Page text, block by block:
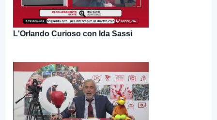
L'Orlando Curioso con Ida Sassi